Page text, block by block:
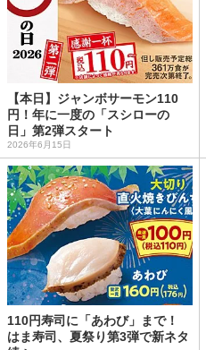
【本日】ジャンボサーモン110
円！年に一度の「スシローの
日」第2弾スタート
2026年6月15日
110円寿司に「あわび」まで！
はま寿司、夏祭り第3弾で新ネタ